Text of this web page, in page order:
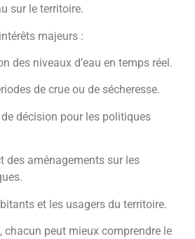
sur le territoire.
majeurs :
des niveaux d’eau en temps réel.
de crue ou de sécheresse.
décision pour les politiques
des aménagements sur les
et les usagers du territoire.
chacun peut mieux comprendre le